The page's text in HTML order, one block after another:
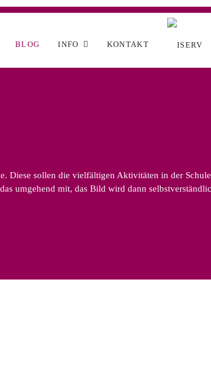
BLOG INFO KONTAKT
Diese sollen die vielfältigen Aktivitäten in der
umgehend mit, das Bild wird dann